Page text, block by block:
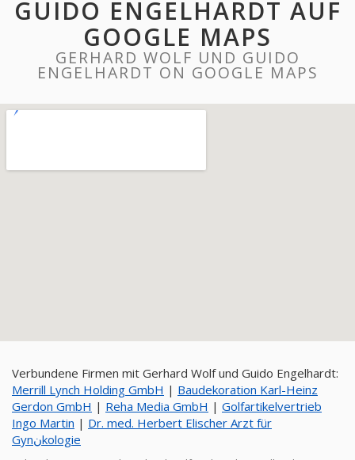
GUIDO ENGELHARDT AUF
GOOGLE MAPS
GERHARD WOLF UND GUIDO
ENGELHARDT ON GOOGLE MAPS
Verbundene Firmen mit Gerhard Wolf und Guido Engelhardt:
Merrill Lynch Holding GmbH | Baudekoration Karl-Heinz
Gerdon GmbH | Reha Media GmbH | Golfartikelvertrieb
Ingo Martin | Dr. med. Herbert Elischer Arzt für
Gynنkologie